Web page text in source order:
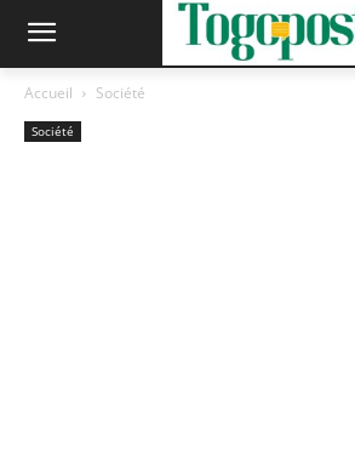
Accueil Société
Société